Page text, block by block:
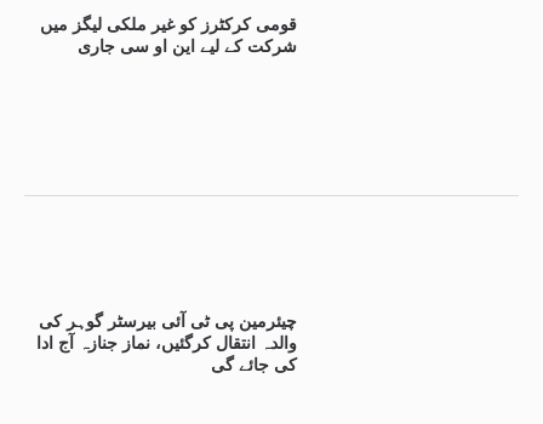
قومی کرکٹرز کو غیر ملکی لیگز میں
شرکت کے لیے این او سی جاری
چیئرمین پی ٹی آئی بیرسٹر گوہر کی
والدہ انتقال کرگئیں، نماز جنازہ آج ادا
کی جائے گی